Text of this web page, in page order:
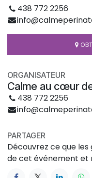
438 772 2256
ORGANISATEUR
Calme au cœur
438 772 2256
PARTAGER
Découvrez ce que
de cet événement et